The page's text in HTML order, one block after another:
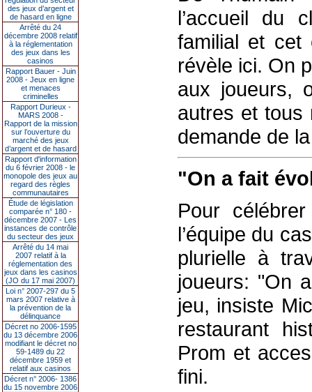
des jeux d’argent et
de hasard en ligne
Arrêté du 24
décembre 2008 relatif
à la réglementation
des jeux dans les
casinos
Rapport Bauer - Juin
2008 - Jeux en ligne
et menaces
criminelles
Rapport Durieux -
MARS 2008 -
Rapport de la mission
sur l’ouverture du
marché des jeux
d’argent et de hasard
Rapport d'information
du 6 février 2008 - le
monopole des jeux au
regard des règles
communautaires
Étude de législation
comparée n° 180 -
décembre 2007 - Les
instances de contrôle
du secteur des jeux
Arrêté du 14 mai
2007 relatif à la
réglementation des
jeux dans les casinos
(JO du 17 mai 2007)
Loi n° 2007-297 du 5
mars 2007 relative à
la prévention de la
délinquance
Décret no 2006-1595
du 13 décembre 2006
modifiant le décret no
59-1489 du 22
décembre 1959 et
relatif aux casinos
Décret n° 2006- 1386
du 15 novembre 2006
l’accueil du
familial et cet
révèle ici. On
aux joueurs,
autres et tous
demande de
"On a fait
Pour
l’équipe du
plurielle à
joueurs: "On
jeu, insiste
restaurant
Prom et
fini.